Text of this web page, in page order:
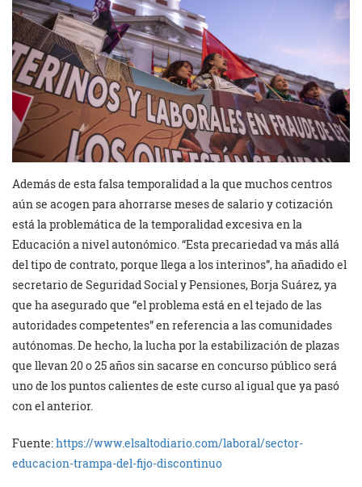
Además de esta falsa temporalidad a la que muchos centros
aún se acogen para ahorrarse meses de salario y cotización
está la problemática de la temporalidad excesiva en la
Educación a nivel autonómico. “Esta precariedad va más allá
del tipo de contrato, porque llega a los interinos”, ha añadido el
secretario de Seguridad Social y Pensiones, Borja Suárez, ya
que ha asegurado que “el problema está en el tejado de las
autoridades competentes” en referencia a las comunidades
autónomas. De hecho, la lucha por la estabilización de plazas
que llevan 20 o 25 años sin sacarse en concurso público será
uno de los puntos calientes de este curso al igual que ya pasó
con el anterior.
Fuente:https://www.elsaltodiario.com/laboral/sector-
educacion-trampa-del-fijo-discontinuo